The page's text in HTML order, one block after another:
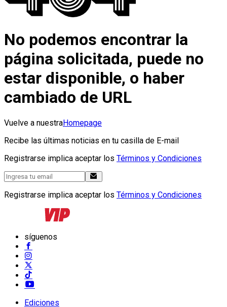
No podemos encontrar la
página solicitada, puede no
estar disponible, o haber
cambiado de URL
Vuelve a nuestraHomepage
Recibe las últimas noticias en tu casilla de E-mail
Registrarse implica aceptar los Términos y Condiciones
Registrarse implica aceptar los Términos y Condiciones
síguenos
Ediciones